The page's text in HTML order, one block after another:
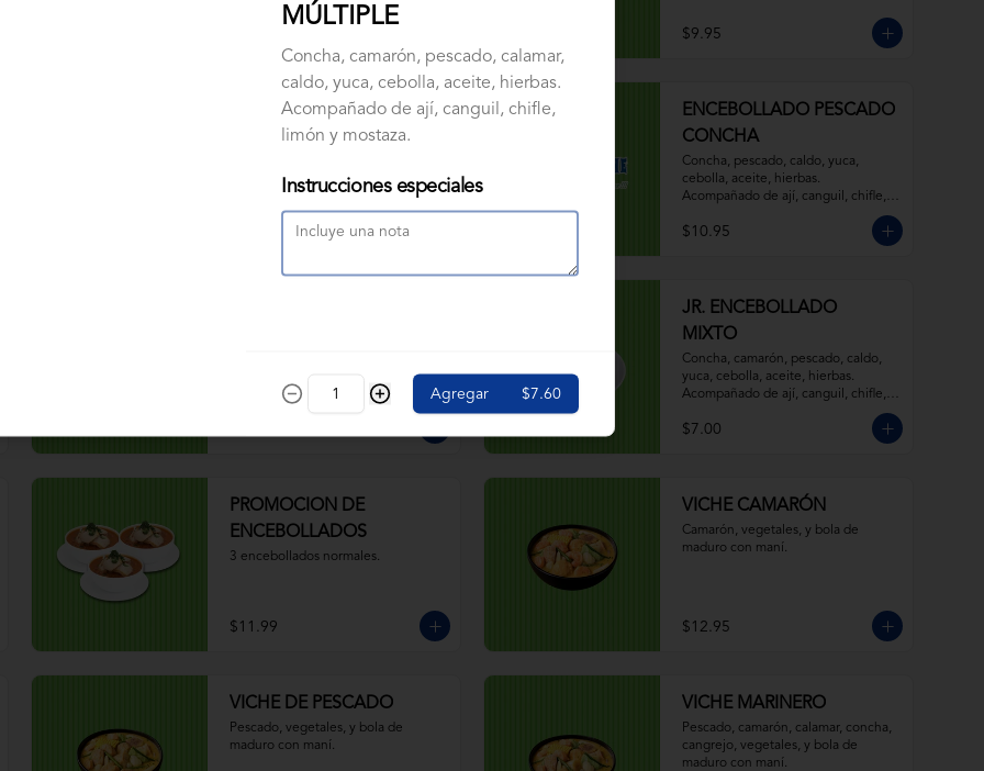
$9.95
ENCEBOLLADO NORMAL
Pescado, caldo, yuca, cebolla, aceite,
ENCEBOLLADO PESCADO
CONCHA
Concha, pescado, caldo, yuca,
cebolla, aceite, hierbas.
Acompañado de ají, canguil, chifle,
$10.95
cebolla, aceite, hierbas.
Acompañado de ají, canguil, chifle,
limón y mostaza
JR. ENCEBOLLADO
MIXTO
Concha, camarón, pescado, caldo,
yuca, cebolla, aceite, hierbas.
Acompañado de ají, canguil, chifle,
$7.00
PROMOCION DE
ENCEBOLLADOS
3 encebollados normales.
$11.99
VICHE CAMARÓN
Camarón, vegetales, y bola de
maduro con maní.
$12.95
VICHE DE PESCADO
Pescado, vegetales, y bola de
maduro con maní.
VICHE MARINERO
Pescado, camarón, calamar, concha,
cangrejo, vegetales, y bola de
maduro con maní.
MÚLTIPLE
Concha, camarón, pescado, calamar,
caldo, yuca, cebolla, aceite, hierbas.
Acompañado de ají, canguil, chifle,
limón y mostaza.
Instrucciones especiales
Agregar $7.60